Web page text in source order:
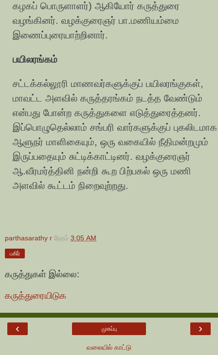
கழகப் பொருளாளர்) ஆகியோர் கருத்துரை
வழங்கினர். வழக்குரைஞர் பா.மணியம்மை
இணைப்புரையாற்றினார்.
பயிலரங்கம்
சட்டக்கல்லூரி மாணவர்களுக்குப் பயிலரங்குகள்,
மாவட்ட அளவில் கருத்தரங்கம் நடத்த வேண்டும்
என்பது போன்ற கருத்துகளை எடுத்துரைத்தனர்.
இப்பொழுதெல்லாம் சங்பரி வார்களுக்குப் புகலிடமாக
ஆளுநர் மாளிகையும், ஒரு வகையில் நீதிமன்றமும்
இருப்பதையும் சுட்டிக்காட்டினர். வழக்குரைஞர்
ஆ.வீரமர்த்தினி நன்றி கூற பிற்பகல் ஒரு மணி
அளவில் கூட்டம் நிறைவுற்றது.
parthasarathy r நேரம் 3:05 AM
பகிர்
கருத்துகள் இல்லை:
கருத்துரையிடுக
‹ ›
முகப்பு
வலையில் காட்டு